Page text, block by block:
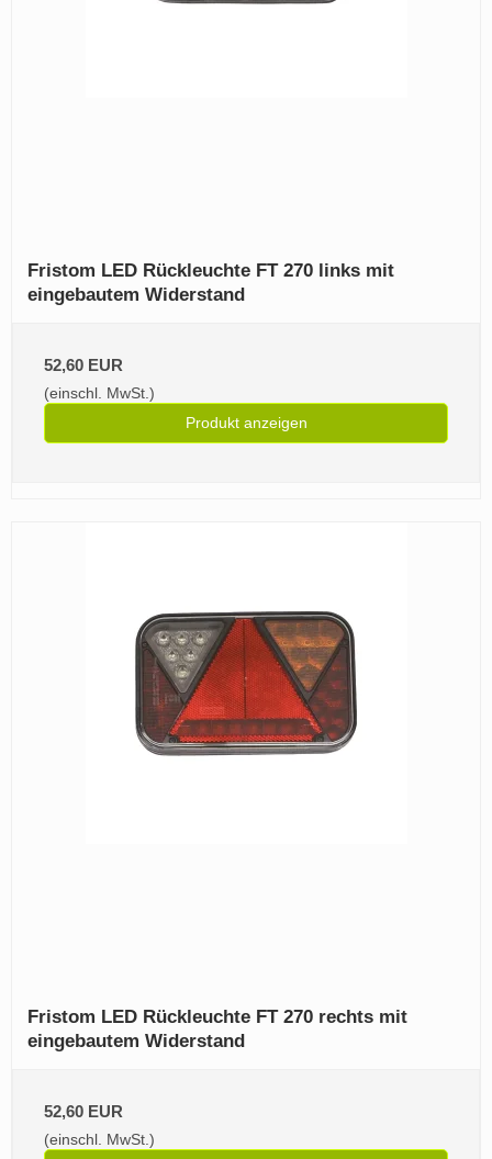
Fristom LED Rückleuchte FT 270 links mit
eingebautem Widerstand
52,60 EUR
(einschl. MwSt.)
Produkt anzeigen
Fristom LED Rückleuchte FT 270 rechts mit
eingebautem Widerstand
52,60 EUR
(einschl. MwSt.)